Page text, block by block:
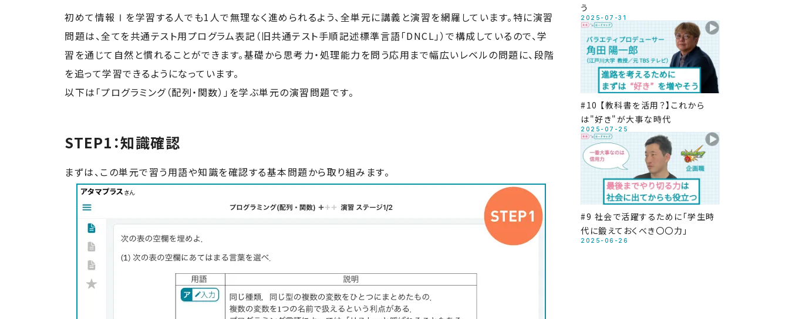
初めて情報Ⅰを学習する人でも1人で無理なく進められるよう、全単元に講義と演習を網羅しています。特に演習
問題は、全てを共通テスト用プログラム表記（旧共通テスト手順記述標準言語「DNCL」）で構成しているので、学
習を通じて自然と慣れることができます。基礎から思考力・処理能力を問う応用まで幅広いレベルの問題に、段階
を追って学習できるようになっています。
以下は「プログラミング（配列・関数）」を学ぶ単元の演習問題です。
STEP1：知識確認
まずは、この単元で習う用語や知識を確認する基本問題から取り組みます。
う
2025-07-31
#10 【教科書を活用？】これから
は"好き"が大事な時代
2025-07-25
#9 社会で活躍するために「学生時
代に鍛えておくべき〇〇力」
2025-06-26